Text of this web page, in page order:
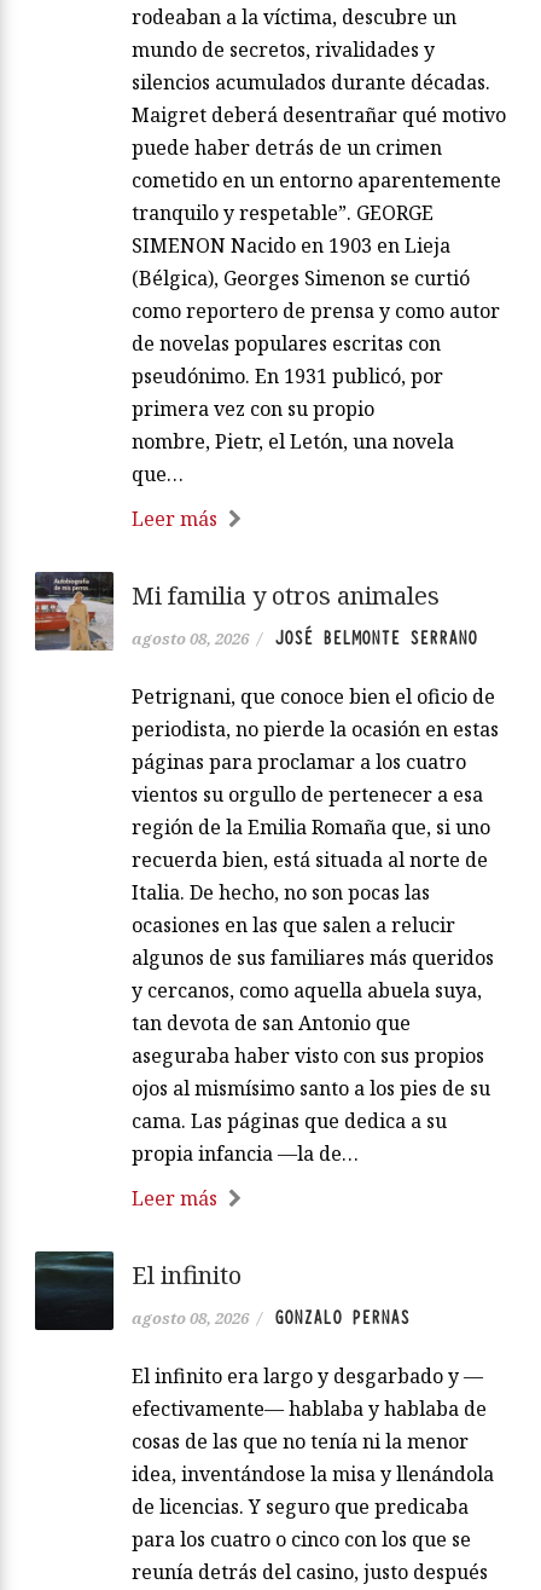
rodeaban a la víctima, descubre un
mundo de secretos, rivalidades y
silencios acumulados durante décadas.
Maigret deberá desentrañar qué motivo
puede haber detrás de un crimen
cometido en un entorno aparentemente
tranquilo y respetable”. GEORGE
SIMENON Nacido en 1903 en Lieja
(Bélgica), Georges Simenon se curtió
como reportero de prensa y como autor
de novelas populares escritas con
pseudónimo. En 1931 publicó, por
primera vez con su propio
nombre, Pietr, el Letón, una novela
que…
Leer más
Mi familia y otros animales
agosto 08, 2026 / JOSÉ BELMONTE SERRANO
Petrignani, que conoce bien el oficio de
periodista, no pierde la ocasión en estas
páginas para proclamar a los cuatro
vientos su orgullo de pertenecer a esa
región de la Emilia Romaña que, si uno
recuerda bien, está situada al norte de
Italia. De hecho, no son pocas las
ocasiones en las que salen a relucir
algunos de sus familiares más queridos
y cercanos, como aquella abuela suya,
tan devota de san Antonio que
aseguraba haber visto con sus propios
ojos al mismísimo santo a los pies de su
cama. Las páginas que dedica a su
propia infancia —la de…
Leer más
El infinito
agosto 08, 2026 / GONZALO PERNAS
El infinito era largo y desgarbado y —
efectivamente— hablaba y hablaba de
cosas de las que no tenía ni la menor
idea, inventándose la misa y llenándola
de licencias. Y seguro que predicaba
para los cuatro o cinco con los que se
reunía detrás del casino, justo después